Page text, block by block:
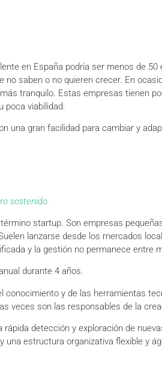
en España podría ser menos de 50
no saben o no quieren crecer. En
tranquilo. Estas empresas tienen
poca viabilidad.
una gran facilidad para cambiar y
sostenido.
startup. Son empresas
lanzarse desde los mercados
y la gestión no permanece entre
durante 4 años.
y de las herramientas
veces son las responsables de la
detección y exploración de
estructura organizativa flexible y